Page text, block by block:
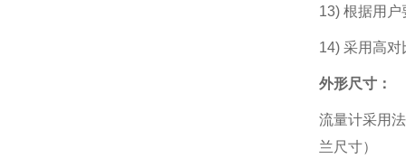
13) 根据用
14) 采用高
外形尺寸：
流量计采用
兰尺寸）